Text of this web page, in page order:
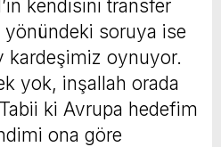
kendisini transfer
yönündeki soruya ise
kardeşimiz oynuyor.
yok, inşallah orada
ki Avrupa hedefim
ona göre